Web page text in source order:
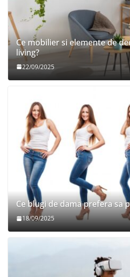
Ce mobilier si elemente de
living?
22/09/2025
Ce blugi de dama prefera sa
18/09/2025